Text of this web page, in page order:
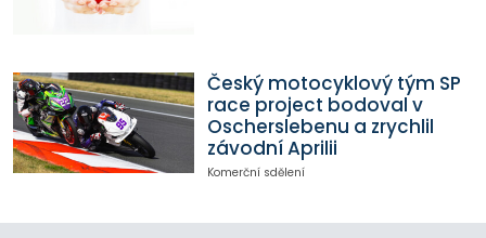
Český motocyklový tým SP
race project bodoval v
Oscherslebenu a zrychlil
závodní Aprilii
Komerční sdělení